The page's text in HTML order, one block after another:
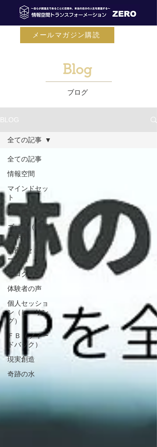
メールマガジン購読
Blog
ブログ
BLOG
全ての記事
情報空間
マインドセッ
ト
抽象度
ゴール（理想
の未来）
講座&セミナ
ー情報
ブログ
体験者の声
個人セッショ
ン（ヒーリン
グ）
ＦＢ（フィー
ドバック）
現実創造
奇跡の水
全ての記事